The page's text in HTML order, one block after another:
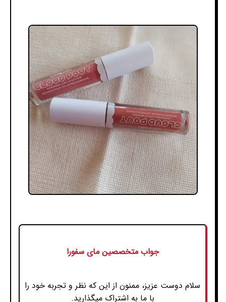
جواب متخصصین مای سفورا
سلام دوست عزیز، ممنون از این که نظر و تجربه خود را
با ما به اشتراک میگذارید.